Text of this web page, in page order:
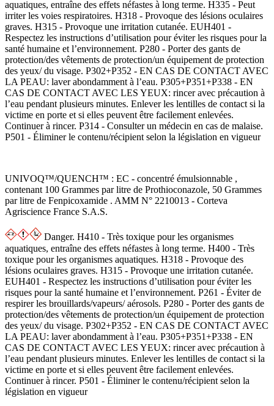
aquatiques, entraîne des effets néfastes à long terme. H335 - Peut
irriter les voies respiratoires. H318 - Provoque des lésions oculaires
graves. H315 - Provoque une irritation cutanée. EUH401 -
Respectez les instructions d’utilisation pour éviter les risques pour la
santé humaine et l’environnement. P280 - Porter des gants de
protection/des vêtements de protection/un équipement de protection
des yeux/ du visage. P302+P352 - EN CAS DE CONTACT AVEC
LA PEAU: laver abondamment à l’eau. P305+P351+P338 - EN
CAS DE CONTACT AVEC LES YEUX: rincer avec précaution à
l’eau pendant plusieurs minutes. Enlever les lentilles de contact si la
victime en porte et si elles peuvent être facilement enlevées.
Continuer à rincer. P314 - Consulter un médecin en cas de malaise.
P501 - Éliminer le contenu/récipient selon la législation en vigueur
UNIVOQ™/QUENCH™ : EC - concentré émulsionnable ,
contenant 100 Grammes par litre de Prothioconazole, 50 Grammes
par litre de Fenpicoxamide . AMM N° 2210013 - Corteva
Agriscience France S.A.S.
Danger. H410 - Très toxique pour les organismes
aquatiques, entraîne des effets néfastes à long terme. H400 - Très
toxique pour les organismes aquatiques. H318 - Provoque des
lésions oculaires graves. H315 - Provoque une irritation cutanée.
EUH401 - Respectez les instructions d’utilisation pour éviter les
risques pour la santé humaine et l’environnement. P261 - Éviter de
respirer les brouillards/vapeurs/ aérosols. P280 - Porter des gants de
protection/des vêtements de protection/un équipement de protection
des yeux/ du visage. P302+P352 - EN CAS DE CONTACT AVEC
LA PEAU: laver abondamment à l’eau. P305+P351+P338 - EN
CAS DE CONTACT AVEC LES YEUX: rincer avec précaution à
l’eau pendant plusieurs minutes. Enlever les lentilles de contact si la
victime en porte et si elles peuvent être facilement enlevées.
Continuer à rincer. P501 - Éliminer le contenu/récipient selon la
législation en vigueur